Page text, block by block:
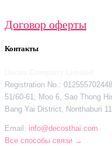
Договор оферты
Контакты
Registration No.:
51/60-61, Moo 6, Sao Thong
Bang Yai District, Nonthaburi
Email: info@decosthai.com
Все способы связи →